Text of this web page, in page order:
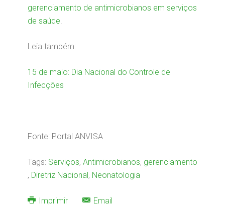
gerenciamento de antimicrobianos em serviços
de saúde.
Leia também:
15 de maio: Dia Nacional do Controle de
Infecções
Fonte: Portal ANVISA
Tags: Serviços, Antimicrobianos, gerenciamento
, Diretriz Nacional, Neonatologia
Imprimir Email